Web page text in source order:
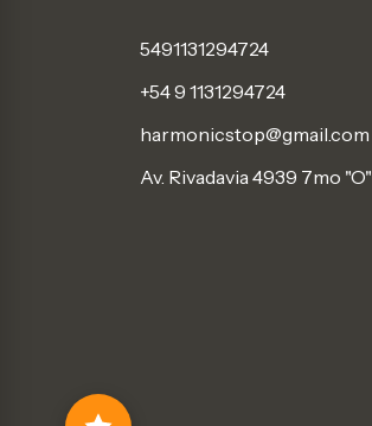
5491131294724
+54 9 1131294724
harmonicstop@gmail.com
Av. Rivadavia 4939 7mo "O"